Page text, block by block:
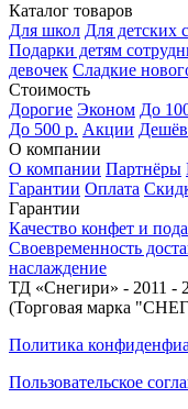
Каталог товаров
Для школ Для детских
Подарки детям
девочек Сладкие
Стоимость
Дорогие Эконом До
До 500 р. Акции
О компании
О компании Партнёры
Гарантии Оплата
Гарантии
Качество конфет и
Своевременность
наслаждение
ТД «Снегири» - 2011 -
(Торговая марка
Политика
Пользовательское